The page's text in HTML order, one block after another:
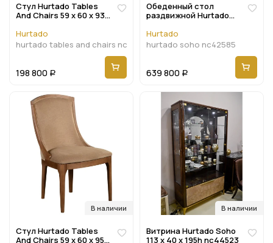
Стул Hurtado Tables
And Chairs 59 x 60 x 93h
Hurtado
hurtado tables and chairs nc96446
198 800 Р
Обеденный стол
раздвижной Hurtado
nc42585
Hurtado
hurtado soho nc42585
639 800 Р
В наличии
Стул Hurtado Tables
And Chairs 59 x 60 x 95h
В наличии
Витрина Hurtado Soho
113 x 40 x 195h nc44523